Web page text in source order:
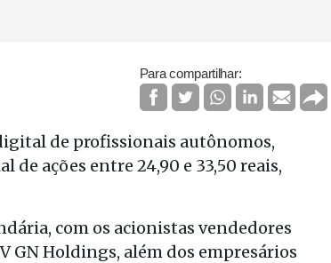
Para compartilhar:
de profissionais autônomos,
ações entre 24,90 e 33,50 reais,
com os acionistas vendedores
GN Holdings, além dos empresários